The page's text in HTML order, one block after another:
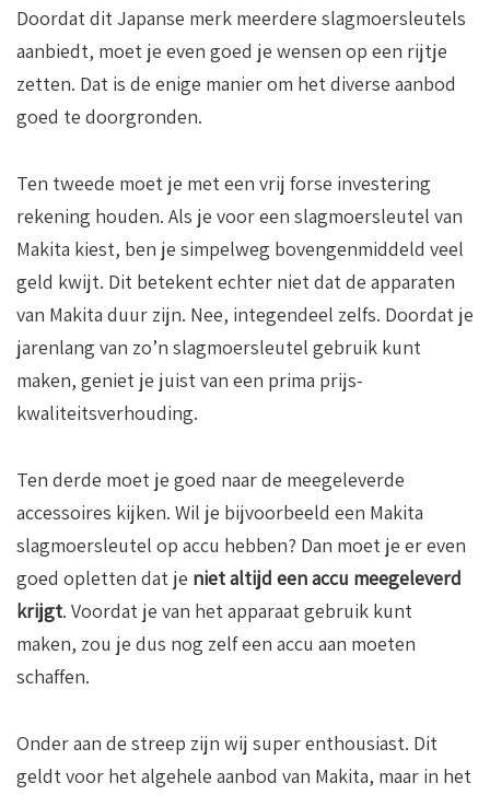
Doordat dit Japanse merk meerdere slagmoersleutels
aanbiedt, moet je even goed je wensen op een rijtje
zetten. Dat is de enige manier om het diverse aanbod
goed te doorgronden.
Ten tweede moet je met een vrij forse investering
rekening houden. Als je voor een slagmoersleutel van
Makita kiest, ben je simpelweg bovengenmiddeld veel
geld kwijt. Dit betekent echter niet dat de apparaten
van Makita duur zijn. Nee, integendeel zelfs. Doordat je
jarenlang van zo’n slagmoersleutel gebruik kunt
maken, geniet je juist van een prima prijs-
kwaliteitsverhouding.
Ten derde moet je goed naar de meegeleverde
accessoires kijken. Wil je bijvoorbeeld een Makita
slagmoersleutel op accu hebben? Dan moet je er even
goed opletten dat je niet altijd een accu meegeleverd
krijgt. Voordat je van het apparaat gebruik kunt
maken, zou je dus nog zelf een accu aan moeten
schaffen.
Onder aan de streep zijn wij super enthousiast. Dit
geldt voor het algehele aanbod van Makita, maar in het